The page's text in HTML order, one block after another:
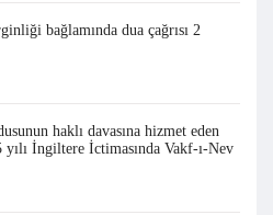
bağlamında dua çağrısı 2
haklı davasına hizmet eden
İngiltere İctimasında Vakf-ı-Nev